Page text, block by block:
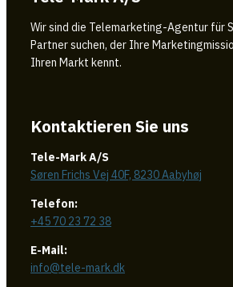
Wir sind die Telemarketing-Agentur für
Partner suchen, der Ihre
Ihren Markt kennt.
Kontaktieren Sie uns
Tele-Mark A/S
Søren Frichs Vej 40F, 8230 Aabyhøj
Telefon:
+45 70 23 72 38
E-Mail:
info@tele-mark.dk